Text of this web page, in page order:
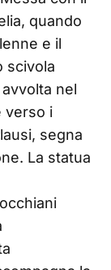
quando
e il
scivola
nel
verso i
segna
La statua